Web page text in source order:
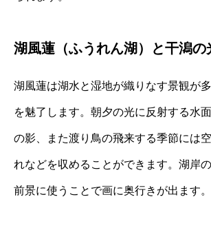
湖風蓮（ふうれん湖）と干潟の
湖風蓮は湖水と湿地が織りなす景観が
を魅了します。朝夕の光に反射する水
の影、また渡り鳥の飛来する季節には
れなどを収めることができます。湖岸
前景に使うことで画に奥行きが出ます。